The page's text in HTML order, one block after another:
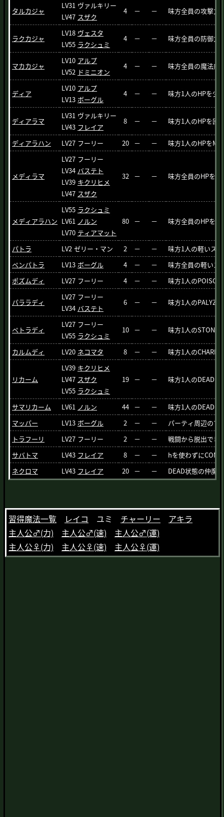
タルカジャ
LV31 ヴァルキリー
LV47 スザク
4 － － 味方全員の攻撃力
ラクカジャ
LV18 ヴェスタ
LV55 ラクシュミ
4 － － 味方全員の防御力
マカカジャ
LV10 アルプ
LV52 ドミニオン
4 － － 味方全員の魔法威
ディア
LV10 アルプ
LV13 ボーグル
4 － － 味方1人のHPを少
ディアラマ
LV31 ヴァルキリー
LV43 フレイア
8 － － 味方1人のHPを回
ディアラハン LV27 フーリー 20 － － 味方1人のHPを
メディラマ
LV27 フーリー
LV34 バステト
LV39 キクリヒメ
LV47 スザク
32 － － 味方全員のHPを回
メディアラハン
LV55 ラクシュミ
LV61 ノルン
LV70 ティアマット
80 － － 味方全員のHPを
パトラ LV2 ゼリー・マン 2 － －
味方1人の軽いス
ペンパトラ
LV13 ボーグル 4 － －
味方全員の軽いス
ポズムディ
LV27 フーリー 4 － － 味方1人の
パララディ
LV27 フーリー
LV34 バステト
6 － － 味方1人の
ペトラディ
LV27 フーリー
LV55 ラクシュミ
10 － － 味方1人のSTONE
カルムディ LV20 ネコマタ 8 － － 味方1人のCHARM
リカーム
LV39 キクリヒメ
LV47 スザク
LV55 ラクシュミ
19 － － 味方1人のDEAD・
サマリカーム LV61 ノルン 44 － －
味方1人のDEAD・
マッパー
LV13 ボーグル 2 － －
パーティ周辺のマ
トラフーリ
LV27 フーリー 2 － －
戦闘から脱出でき
サバトマ
LV43 フレイア 8 － －
hを使わずに
ネクロマ
LV43 フレイア 20 － － DEAD状態の仲魔
習得魔法一覧 レイコ ユミ チャーリー
アキラ
主人公♂(力)
主人公♂(速)
主人公♂(運)
主人公♀(力)
主人公♀(速) 主人公♀(運)